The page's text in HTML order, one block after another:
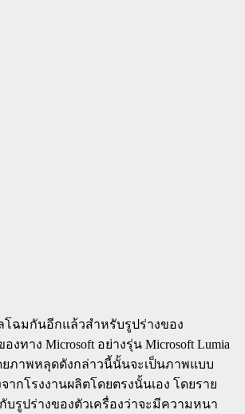
โฉมกันอีกแล้วสำหรับรูปร่างของ
องทาง Microsoft อย่างรุ่น Microsoft Lumia
ยภาพหลุดดังกล่าวนี้นั้นจะเป็นภาพแบบ
จากโรงงานผลิตโดยตรงนั้นเอง โดยราย
บรูปร่างของตัวเครื่องว่าจะมีความหนา